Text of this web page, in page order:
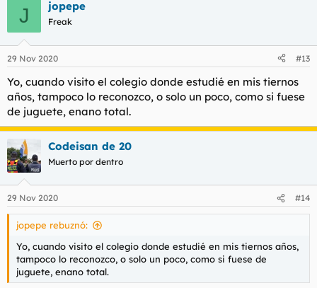
J jopepe
Freak
29 Nov 2020 #13
Yo, cuando visito el colegio donde estudié en mis tiernos
años, tampoco lo reconozco, o solo un poco, como si fuese
de juguete, enano total.
Codeisan de 20
Muerto por dentro
29 Nov 2020 #14
jopepe rebuznó:
Yo, cuando visito el colegio donde estudié en mis tiernos años,
tampoco lo reconozco, o solo un poco, como si fuese de
juguete, enano total.